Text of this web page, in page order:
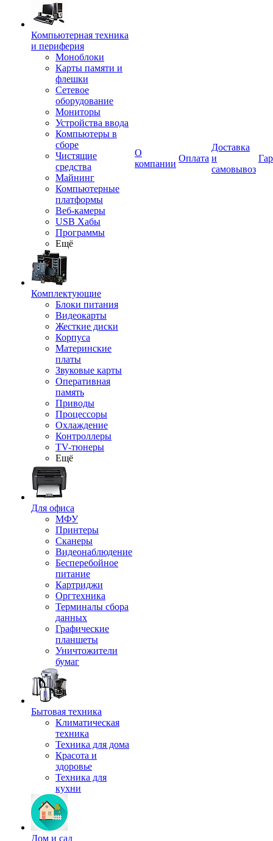
Компьютерная техника
и периферия
Моноблоки
Карты памяти и
флешки
Сетевое
оборудование
Мониторы
Устройства ввода
Компьютеры в
сборе
Чистящие
средства
Майнинг
Компьютерные
платформы
Веб-камеры
USB Хабы
Программы
Ещё
Комплектующие
Блоки питания
Видеокарты
Жесткие диски
Корпуса
Материнские
платы
Звуковые карты
Оперативная
память
Приводы
Процессоры
Охлаждение
Контроллеры
TV-тюнеры
Ещё
Для офиса
МФУ
Принтеры
Сканеры
Видеонаблюдение
Бесперебойное
питание
Картриджи
Оргтехника
Терминалы сбора
данных
Графические
планшеты
Уничтожители
бумаг
Бытовая техника
Климатическая
техника
Техника для дома
Красота и
здоровье
Техника для
кухни
Дом и сад
О
компании
Оплата
Доставка
и
самовывоз